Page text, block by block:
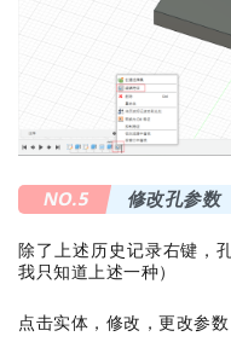
NO.5 修改孔参数
除了上述历史记录右键，
我只知道上述一种）
点击实体，修改，更改参数